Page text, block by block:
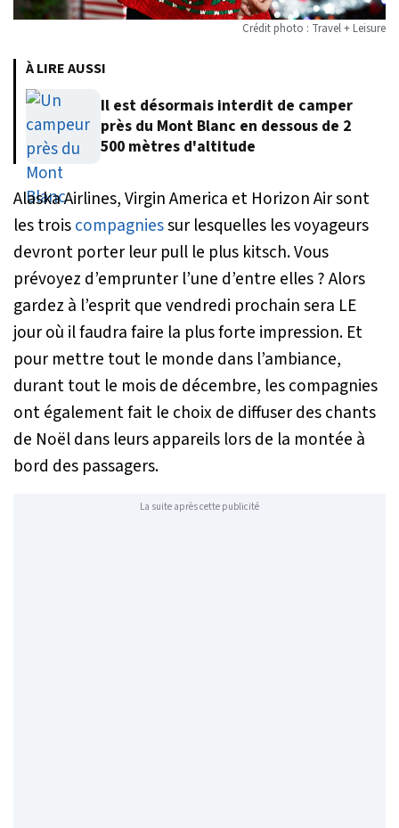
Crédit photo : Travel + Leisure
À LIRE AUSSI
Il est désormais interdit de camper
près du Mont Blanc en dessous de 2
500 mètres d'altitude
Alaska Airlines, Virgin America et Horizon Air sont
les troiscompagniessur lesquelles les voyageurs
devront porter leur pull le plus kitsch. Vous
prévoyez d’emprunter l’une d’entre elles ? Alors
gardez à l’esprit que vendredi prochain sera LE
jour où il faudra faire la plus forte impression. Et
pour mettre tout le monde dans l’ambiance,
durant tout le mois de décembre, les compagnies
ont également fait le choix de diffuser des chants
de Noël dans leurs appareils lors de la montée à
bord des passagers.
La suite après cette publicité